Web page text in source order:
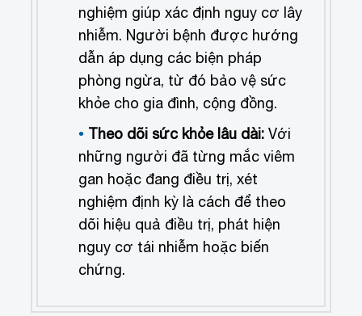
nghiệm giúp xác định nguy cơ lây
nhiễm. Người bệnh được hướng
dẫn áp dụng các biện pháp
phòng ngừa, từ đó bảo vệ sức
khỏe cho gia đình, cộng đồng.
Theo dõi sức khỏe lâu dài:Với
những người đã từng mắc viêm
gan hoặc đang điều trị, xét
nghiệm định kỳ là cách để theo
dõi hiệu quả điều trị, phát hiện
nguy cơ tái nhiễm hoặc biến
chứng.